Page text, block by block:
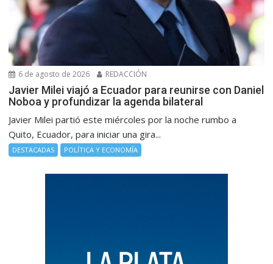
6 de agosto de 2026 REDACCIÓN
Javier Milei viajó a Ecuador para reunirse con Daniel
Noboa y profundizar la agenda bilateral
Javier Milei partió este miércoles por la noche rumbo a
Quito, Ecuador, para iniciar una gira...
DESTACADAS POLÍTICA Y ECONOMÍA